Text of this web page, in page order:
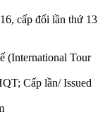
cấp đổi lần thứ 13
(International Tour
Cấp lần/ Issued